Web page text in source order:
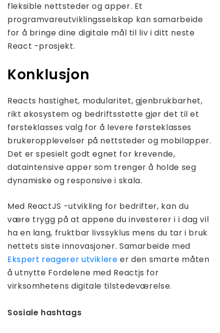
fleksible nettsteder og apper. Et
programvareutviklingsselskap kan samarbeide
for å bringe dine digitale mål til liv i ditt neste
React -prosjekt.
Konklusjon
Reacts hastighet, modularitet, gjenbrukbarhet,
rikt økosystem og bedriftsstøtte gjør det til et
førsteklasses valg for å levere førsteklasses
brukeropplevelser på nettsteder og mobilapper.
Det er spesielt godt egnet for krevende,
dataintensive apper som trenger å holde seg
dynamiske og responsive i skala.
Med ReactJS -utvikling for bedrifter, kan du
være trygg på at appene du investerer i i dag vil
ha en lang, fruktbar livssyklus mens du tar i bruk
nettets siste innovasjoner. Samarbeide med
Ekspert reagerer utviklere er den smarte måten
å utnytte Fordelene med Reactjs for
virksomhetens digitale tilstedeværelse.
Sosiale hashtags